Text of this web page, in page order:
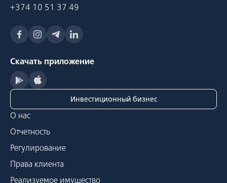
+374 10 51 37 49
Скачать приложение
Инвестиционный бизнес
О нас
Отчетность
Регулирование
Права клиента
Реализуемое имущество